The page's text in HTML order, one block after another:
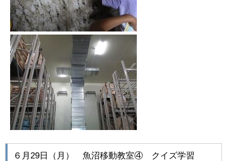
６月29日（月） 魚沼移動教室④ クイズ学習